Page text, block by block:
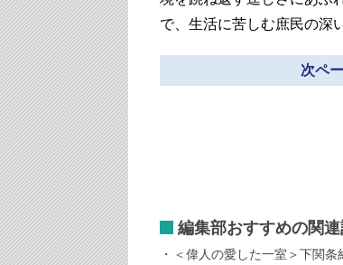
で、生活に苦しむ庶民の深
次ペ
編集部おすすめの関
＜偉人の愛した一室＞下関